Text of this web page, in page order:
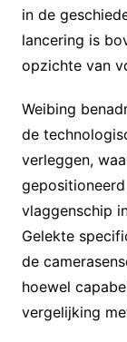
in de
lancering is
opzichte van
Weibing
de
verleggen,
vlaggenschip
Gelekte
de
hoewel
vergelijking